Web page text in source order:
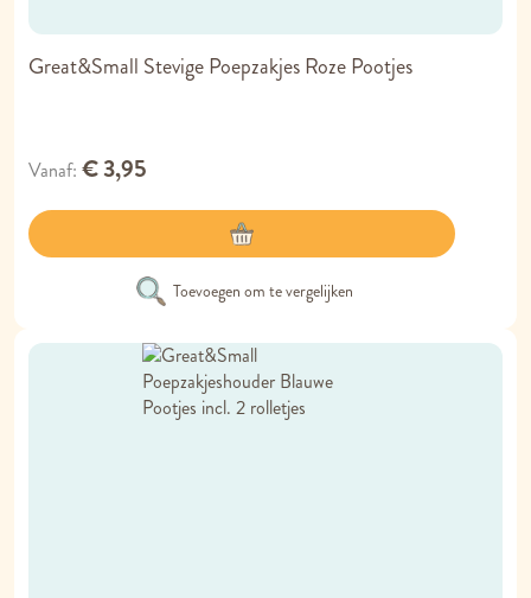
Great&Small Stevige Poepzakjes Roze Pootjes
Vanaf € 3,95
Toevoegen om te vergelijken